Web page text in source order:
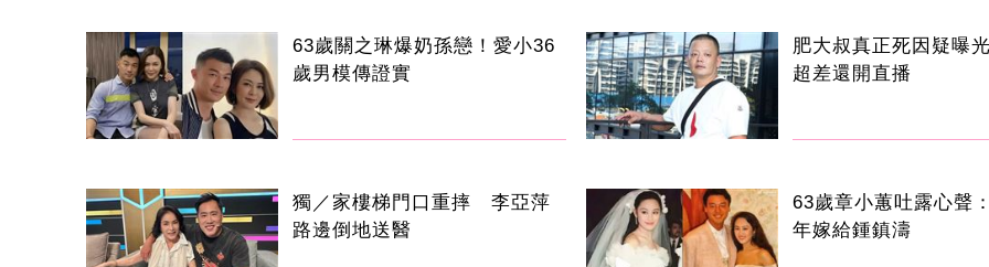
63歲關之琳爆奶孫戀！愛小36
歲男模傳證實
肥大叔真正死因疑曝
超差還開直播
獨／家樓梯門口重摔 李亞萍
路邊倒地送醫
63歲章小蕙吐露心聲
年嫁給鍾鎮濤